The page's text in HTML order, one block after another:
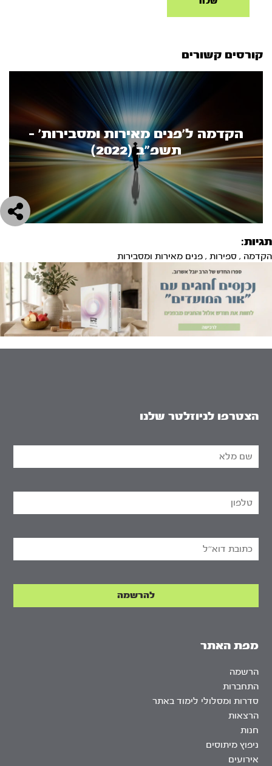
קורסים קשורים
הקדמה ל'פנים מאירות ומסבירות' -
תשפ"ב (2022)
תגיות:
הקדמה , ספירות , פנים מאירות ומסבירות
מפת האתר
הרשמה
התחברות
סדרות ומסלולי לימוד באתר
הרצאות
חנות
ניפוץ מיתוסים
אירועים
הצטרפו לניוזלטר שלנו